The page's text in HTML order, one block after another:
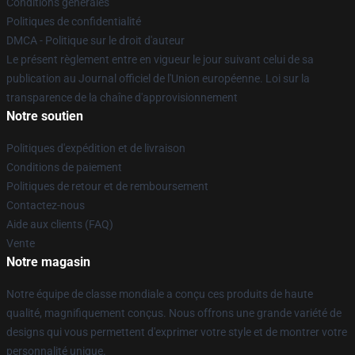
Politiques de confidentialité
DMCA - Politique sur le droit d'auteur
Le présent règlement entre en vigueur le jour suivant celui de sa
publication au Journal officiel de l'Union européenne. Loi sur la
transparence de la chaîne d'approvisionnement
Notre soutien
Politiques d'expédition et de livraison
Conditions de paiement
Politiques de retour et de remboursement
Contactez-nous
Aide aux clients (FAQ)
Vente
Notre magasin
Notre équipe de classe mondiale a conçu ces produits de haute
qualité, magnifiquement conçus. Nous offrons une grande variété de
designs qui vous permettent d'exprimer votre style et de montrer votre
personnalité unique.